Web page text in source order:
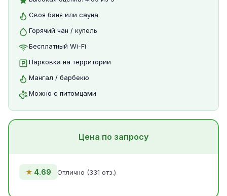
Своя баня или сауна
Горячий чан / купель
Бесплатный Wi-Fi
Парковка на территории
Мангал / барбекю
Можно с питомцами
Цена по запросу
★ 4.69 Отлично (331 отз.)